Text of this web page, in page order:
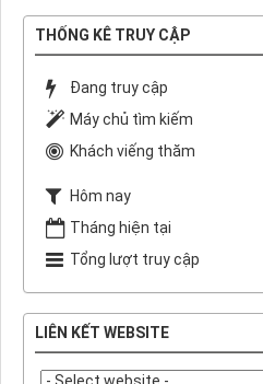
THỐNG KÊ TRUY CẬP
Đang truy cập
Máy chủ tìm kiếm
Khách viếng thăm
Hôm nay
Tháng hiện tại
Tổng lượt truy cập
LIÊN KẾT WEBSITE